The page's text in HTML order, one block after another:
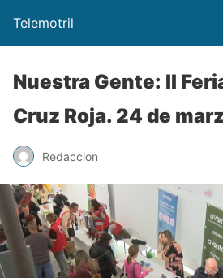
Telemotril
Nuestra Gente: II
Cruz Roja. 24 de
Redaccion